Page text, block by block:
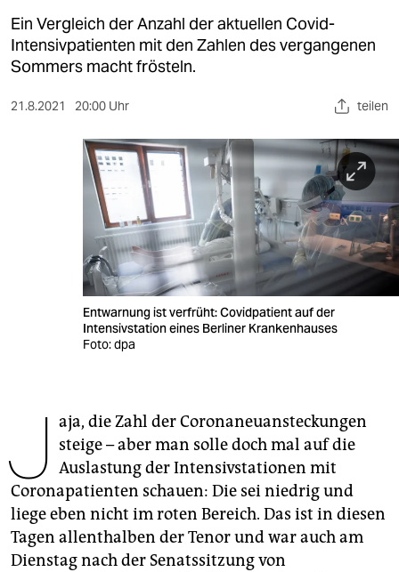
gesellschaft
kultur
veranstaltungen
unterstützen
abo
genossenschaft
epaper login
Ein Vergleich der Anzahl der aktuellen Covid-
Intensivpatienten mit den Zahlen des vergangenen
Sommers macht frösteln.
21.8.2021 20:00 Uhr teilen
Entwarnung ist verfrüht: Covidpatient auf der
Intensivstation eines Berliner Krankenhauses
Foto: dpa
J aja, die Zahl der Corona­neu­ansteckungen
steige – aber man solle doch mal auf die
Auslastung der Intensivstationen mit
Coronapatienten schauen: Die sei niedrig und
liege eben nicht im roten Bereich. Das ist in diesen
Tagen allenthalben der Tenor und war auch am
Dienstag nach der Senatssitzung von